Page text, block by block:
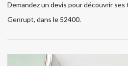
Demandez un devis pour découvrir ses
Genrupt, dans le 52400.